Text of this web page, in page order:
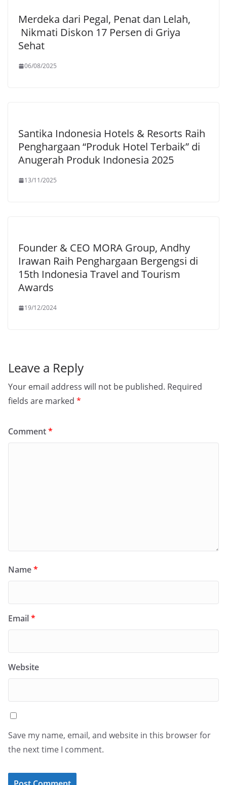
Merdeka dari Pegal, Penat dan Lelah,
Nikmati Diskon 17 Persen di Griya
Sehat
06/08/2025
Santika Indonesia Hotels & Resorts Raih
Penghargaan “Produk Hotel Terbaik” di
Anugerah Produk Indonesia 2025
13/11/2025
Founder & CEO MORA Group, Andhy
Irawan Raih Penghargaan Bergengsi di
15th Indonesia Travel and Tourism
Awards
19/12/2024
Leave a Reply
Your email address will not be published. Required
fields are marked *
Comment*
Name*
Email*
Website
Save my name, email, and website in this browser for
the next time I comment.